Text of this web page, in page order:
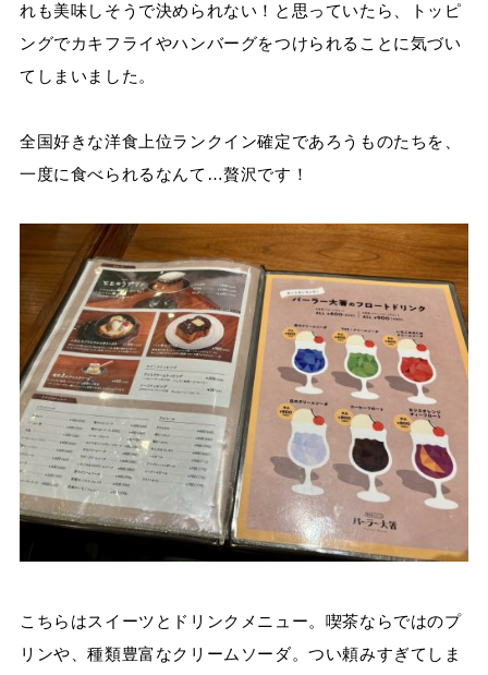
れも美味しそうで決められない！と思っていたら、トッピ
ングでカキフライやハンバーグをつけられることに気づい
てしまいました。
全国好きな洋食上位ランクイン確定であろうものたちを、
一度に食べられるなんて…贅沢です！
こちらはスイーツとドリンクメニュー。喫茶ならではのプ
リンや、種類豊富なクリームソーダ。つい頼みすぎてしま